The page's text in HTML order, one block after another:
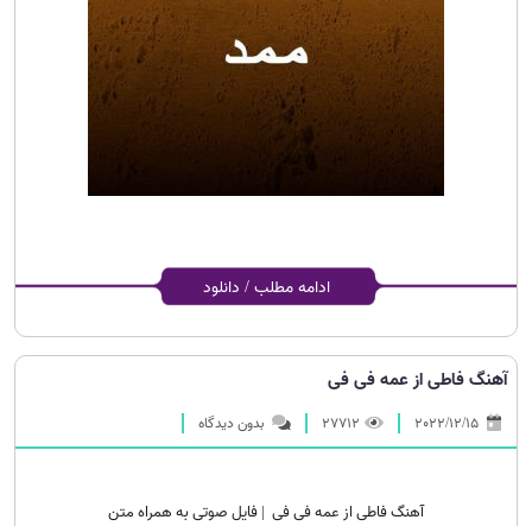
ادامه مطلب / دانلود
آهنگ فاطی از عمه فی فی
27712 بدون دیدگاه
آهنگ فاطی از عمه فی فی | فایل صوتی به همراه متن